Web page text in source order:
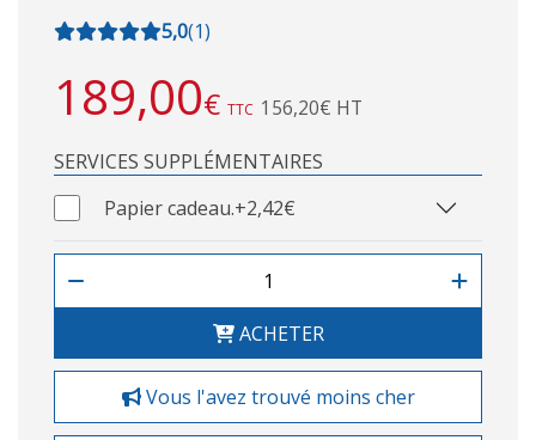
5,0(1)
189,00€ TTC 156,20€ HT
SERVICES SUPPLÉMENTAIRES
Papier cadeau.+2,42€
ACHETER
Vous l'avez trouvé moins cher